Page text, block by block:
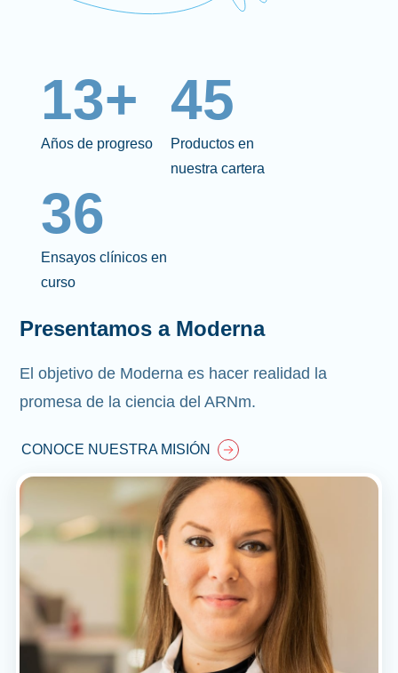
13+
Años de progreso
45
Productos en
nuestra cartera
36
Ensayos clínicos en
curso
Presentamos a Moderna
El objetivo de Moderna es hacer realidad la
promesa de la ciencia del ARNm.
CONOCE NUESTRA MISIÓN